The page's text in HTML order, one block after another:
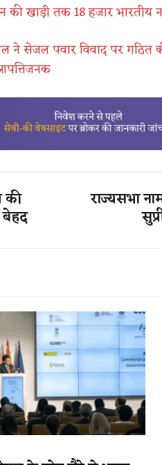
खाड़ी तक 18 हजार भारतीय
ने सेजल पवार विवाद पर गठित
की
बेहद
राज्यसभा